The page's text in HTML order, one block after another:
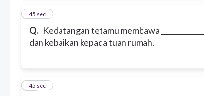
Q. Kedatangan tetamu membawa ______________
dan kebaikan kepada tuan rumah.
16
45 sec
17
45 sec